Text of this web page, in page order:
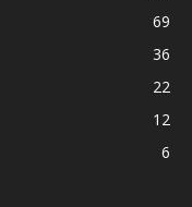
69
36
22
12
6